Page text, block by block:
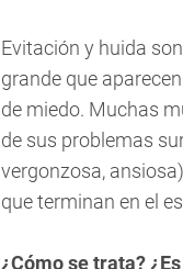
Evitación y huida
grande que
de miedo. Muchas
de sus problemas
vergonzosa,
que terminan en el
¿Cómo se trata?